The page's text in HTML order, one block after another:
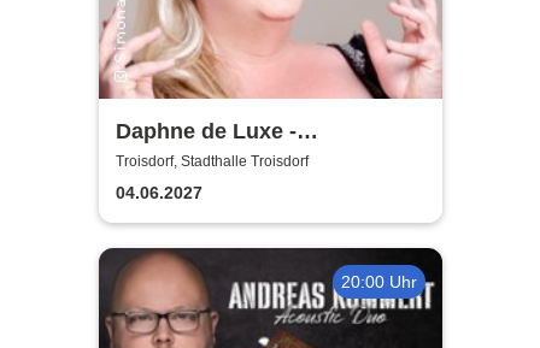
Daphne de Luxe -
Geduldsproben
Troisdorf, Stadthalle Troisdorf
04.06.2027
20:00 Uhr